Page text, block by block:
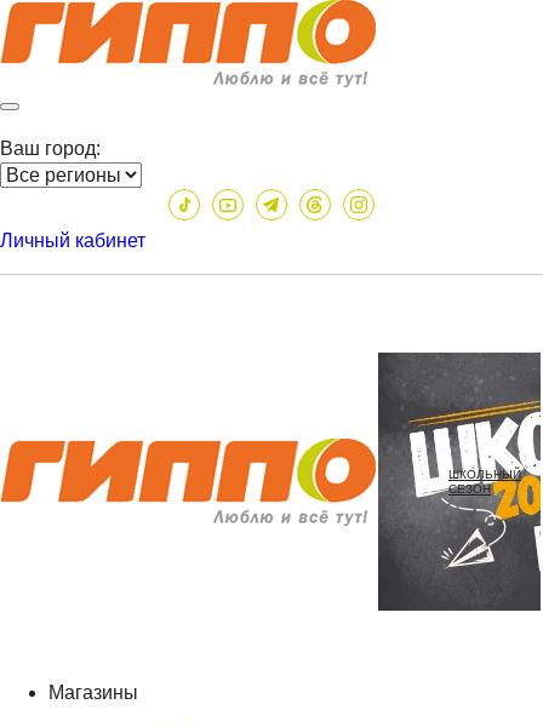
Ваш город:
Личный кабинет
ШКОЛЬНЫЙ
СЕЗОН
Магазины